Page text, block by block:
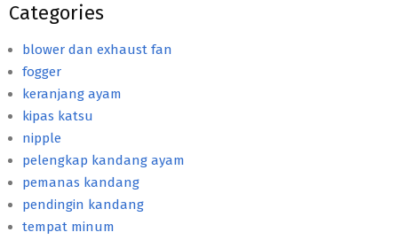
Categories
blower dan exhaust fan
fogger
keranjang ayam
kipas katsu
nipple
pelengkap kandang ayam
pemanas kandang
pendingin kandang
tempat minum